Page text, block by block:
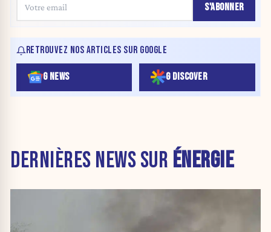
S'ABONNER
RETROUVEZ NOS ARTICLES SUR GOOGLE
G NEWS G DISCOVER
DERNIÈRES NEWS SUR ÉNERGIE